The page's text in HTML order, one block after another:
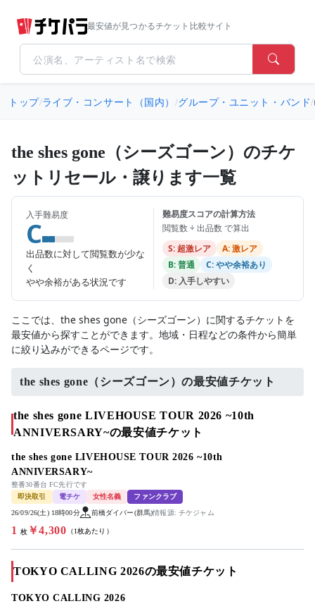
最安値が見つかるチケット比較サイト
トップ/ライブ・コンサート（国内） /グループ・ユニット・バンド/
the shes gone（シーズゴーン）のチケ
ットリセール・譲ります一覧
入手難易度
C
出品数に対して閲覧数が少な
く
やや余裕がある状況です
難易度スコアの計算方法
閲覧数 ÷ 出品数 で算出
S: 超激レア
A: 激レア
B: 普通
C: やや余裕あり
D: 入手しやすい
ここでは、the shes gone（シーズゴーン）に関するチケットを
最安値から探すことができます。地域・日程などの条件から簡単
に絞り込みができるページです。
the shes gone（シーズゴーン）の最安値チケット
the shes gone LIVEHOUSE TOUR 2026 ~10th
ANNIVERSARY~の最安値チケット
the shes gone LIVEHOUSE TOUR 2026 ~10th
ANNIVERSARY~
整番30番台 FC先行です
即決取引
電チケ 女性名義 ファンクラブ
26/09/26(土) 18時00分 前橋ダイバー(群馬)情報源: チケジャム
1 枚￥4,300 （1枚あたり）
TOKYO CALLING 2026の最安値チケット
TOKYO CALLING 2026